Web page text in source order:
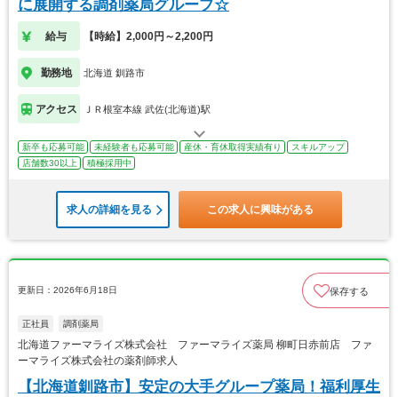
に展開する調剤薬局グループ☆
給与 【時給】2,000円～2,200円
勤務地 北海道 釧路市
アクセス ＪＲ根室本線 武佐(北海道)駅
新卒も応募可能 未経験者も応募可能 産休・育休取得実績有り
スキルアップ
店舗数30以上
積極採用中
求人の詳細を見る この求人に興味がある
更新日：2026年6月18日 保存する
正社員 調剤薬局
北海道ファーマライズ株式会社 ファーマライズ薬局 柳町日赤前店 ファ
ーマライズ株式会社の薬剤師求人
【北海道釧路市】安定の大手グループ薬局！福利厚生